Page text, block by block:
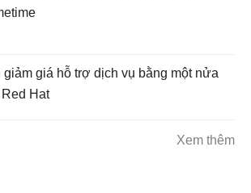
giảm giá hỗ trợ dịch vụ bằng một nửa
Hat
Xem thêm